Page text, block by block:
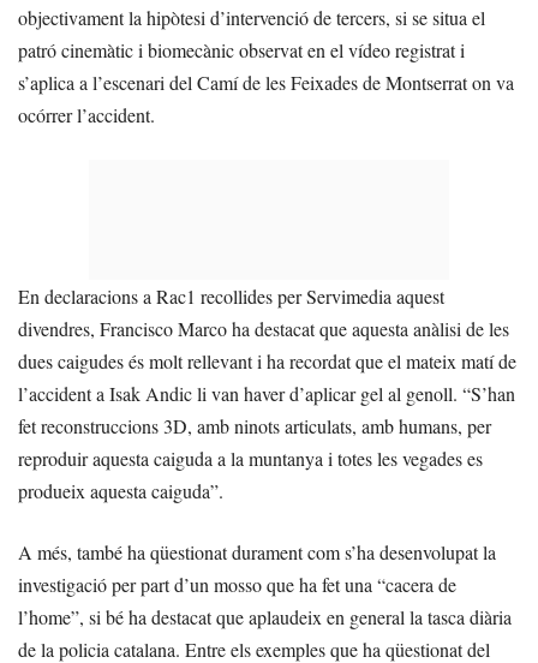
objectivament la hipòtesi d’intervenció de tercers, si se situa el
patró cinemàtic i biomecànic observat en el vídeo registrat i
s’aplica a l’escenari del Camí de les Feixades de Montserrat on va
ocórrer l’accident.
En declaracions a Rac1 recollides per Servimedia aquest
divendres, Francisco Marco ha destacat que aquesta anàlisi de les
dues caigudes és molt rellevant i ha recordat que el mateix matí de
l’accident a Isak Andic li van haver d’aplicar gel al genoll. “S’han
fet reconstruccions 3D, amb ninots articulats, amb humans, per
reproduir aquesta caiguda a la muntanya i totes les vegades es
produeix aquesta caiguda”.
A més, també ha qüestionat durament com s’ha desenvolupat la
investigació per part d’un mosso que ha fet una “cacera de
l’home”, si bé ha destacat que aplaudeix en general la tasca diària
de la policia catalana. Entre els exemples que ha qüestionat del